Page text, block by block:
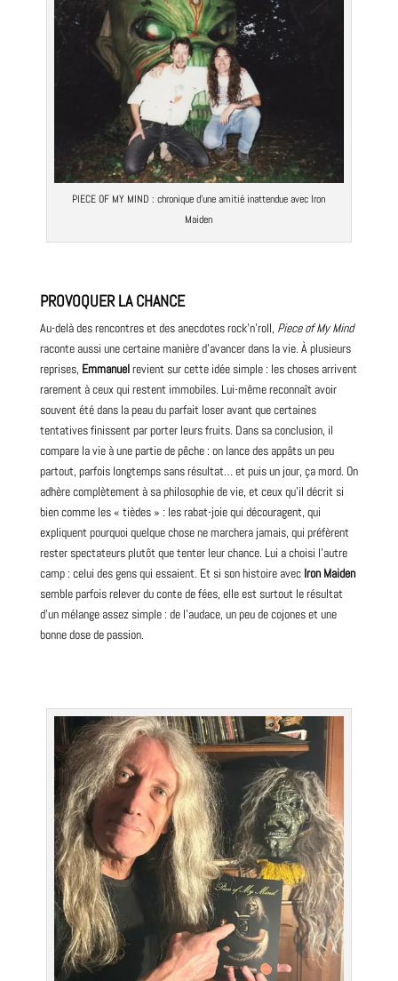
PIECE OF MY MIND : chronique d’une amitié inattendue avec Iron
Maiden
PROVOQUER LA CHANCE
Au-delà des rencontres et des anecdotes rock’n’roll, Piece of My Mind
raconte aussi une certaine manière d’avancer dans la vie. À plusieurs
reprises, Emmanuelrevient sur cette idée simple : les choses arrivent
rarement à ceux qui restent immobiles. Lui-même reconnaît avoir
souvent été dans la peau du parfait loser avant que certaines
tentatives finissent par porter leurs fruits. Dans sa conclusion, il
compare la vie à une partie de pêche : on lance des appâts un peu
partout, parfois longtemps sans résultat… et puis un jour, ça mord. On
adhère complètement à sa philosophie de vie, et ceux qu’il décrit si
bien comme les « tièdes » : les rabat-joie qui découragent, qui
expliquent pourquoi quelque chose ne marchera jamais, qui préfèrent
rester spectateurs plutôt que tenter leur chance. Lui a choisi l’autre
camp : celui des gens qui essaient. Et si son histoire avec Iron Maiden
semble parfois relever du conte de fées, elle est surtout le résultat
d’un mélange assez simple : de l’audace, un peu de cojones et une
bonne dose de passion.